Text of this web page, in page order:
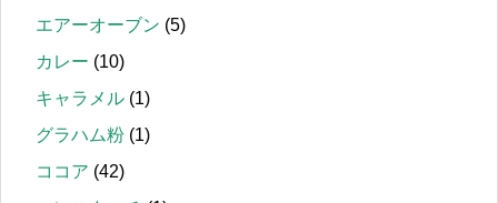
エアーオーブン (5)
カレー (10)
キャラメル (1)
グラハム粉 (1)
ココア (42)